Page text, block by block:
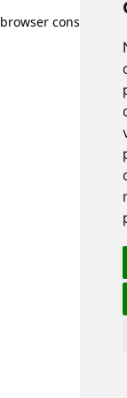
browser console for